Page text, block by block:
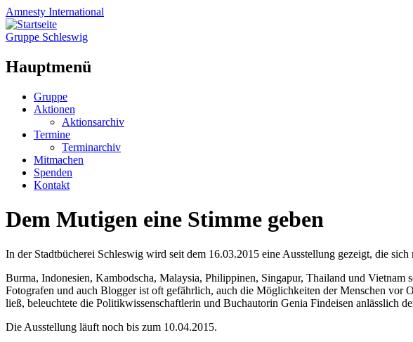
Amnesty International
Gruppe Schleswig
Hauptmenü
Zum
Inhalt
Gruppe
Aktionen
Aktionsarchiv
Termine
Terminarchiv
Mitmachen
Spenden
Kontakt
Dem Mutigen eine Stimme geben
In der Stadtbücherei Schleswig wird seit dem 16.03.2015 eine Ausstellung gezeigt, die
Burma, Indonesien, Kambodscha, Malaysia, Philippinen, Singapur, Thailand und Vietnam
Fotografen und auch Blogger ist oft gefährlich, auch die Möglichkeiten der Menschen vor
ließ, beleuchtete die Politikwissenschaftlerin und Buchautorin Genia Findeisen anlässlich
Die Ausstellung läuft noch bis zum 10.04.2015.